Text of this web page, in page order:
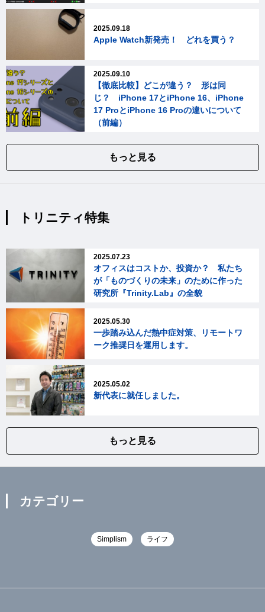
2025.09.18
Apple Watch新発売！ どれを買う？
2025.09.10
【徹底比較】どこが違う？ 形は同
じ？ iPhone 17とiPhone 16、iPhone
17 ProとiPhone 16 Proの違いについて
（前編）
もっと見る
トリニティ特集
2025.07.23
オフィスはコストか、投資か？ 私たち
が「ものづくりの未来」のために作った
研究所『Trinity.Lab』の全貌
2025.05.30
一歩踏み込んだ熱中症対策、リモートワ
ーク推奨日を運用します。
2025.05.02
新代表に就任しました。
もっと見る
カテゴリー
Simplism ライフ